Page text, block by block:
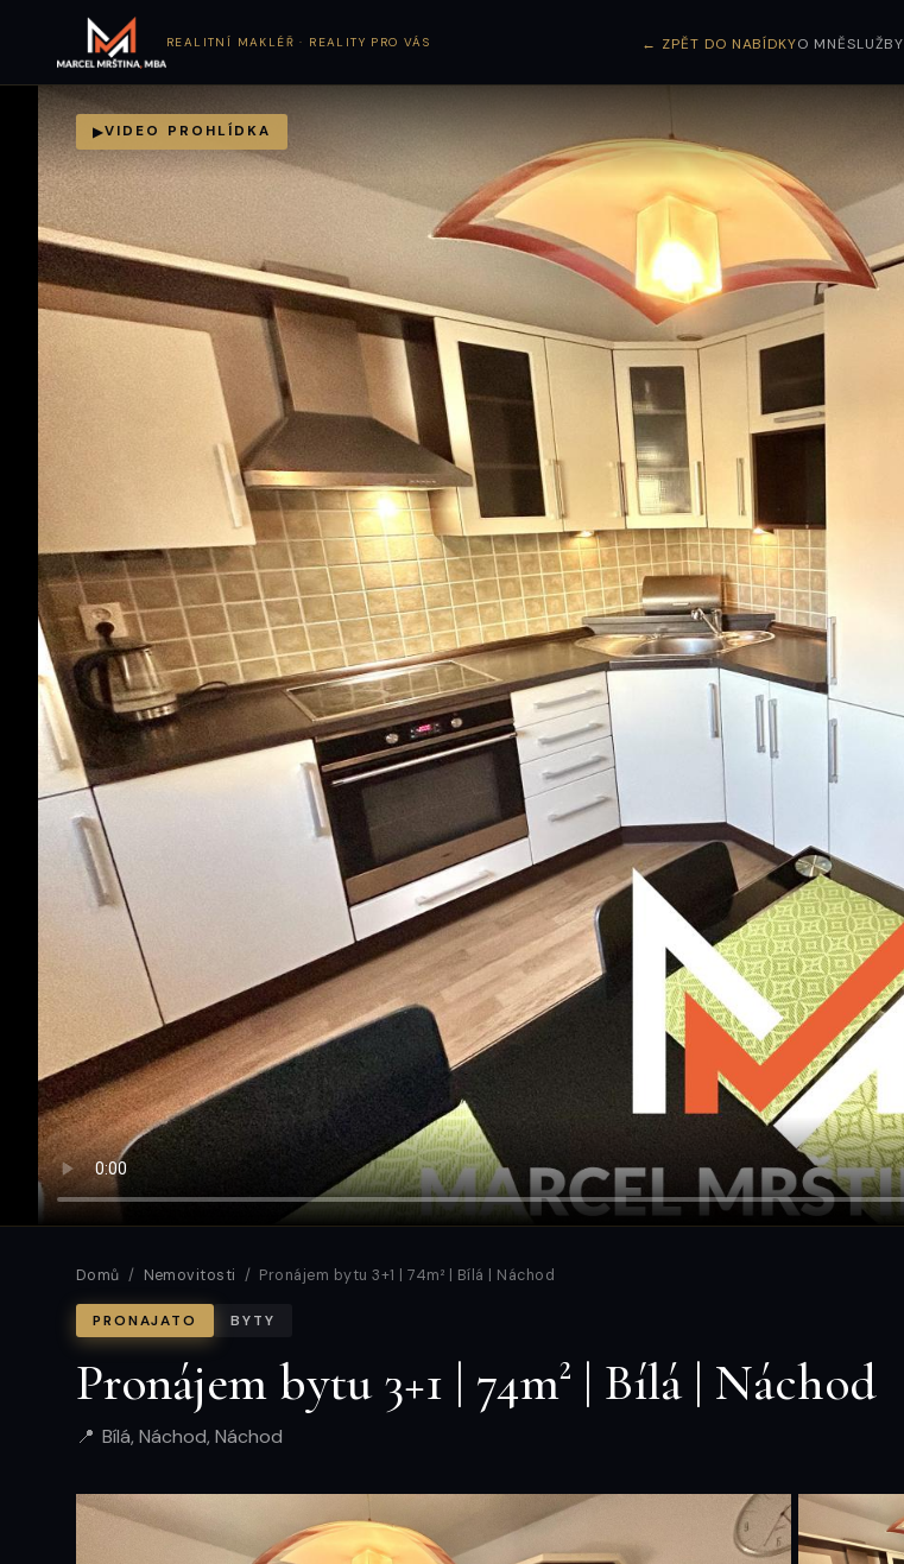
REALITNÍ MAKLÉŘ · REALITY PRO VÁS ← ZPĚT DO NABÍDKYO MNĚSLUŽBY
VIDEO PROHLÍDKA
Domů / Nemovitosti / Pronájem bytu 3+1 | 74m² | Bílá | Náchod
PRONAJATO BYTY
Pronájem bytu 3+1 | 74m² | Bílá | Náchod
Bílá, Náchod, Náchod